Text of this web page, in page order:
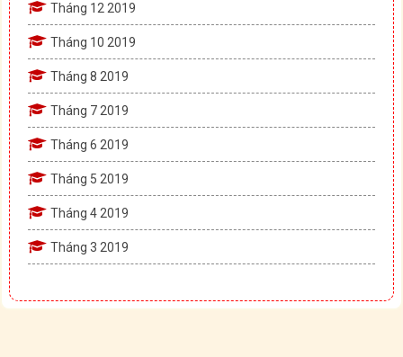
Tháng 12 2019
Tháng 10 2019
Tháng 8 2019
Tháng 7 2019
Tháng 6 2019
Tháng 5 2019
Tháng 4 2019
Tháng 3 2019